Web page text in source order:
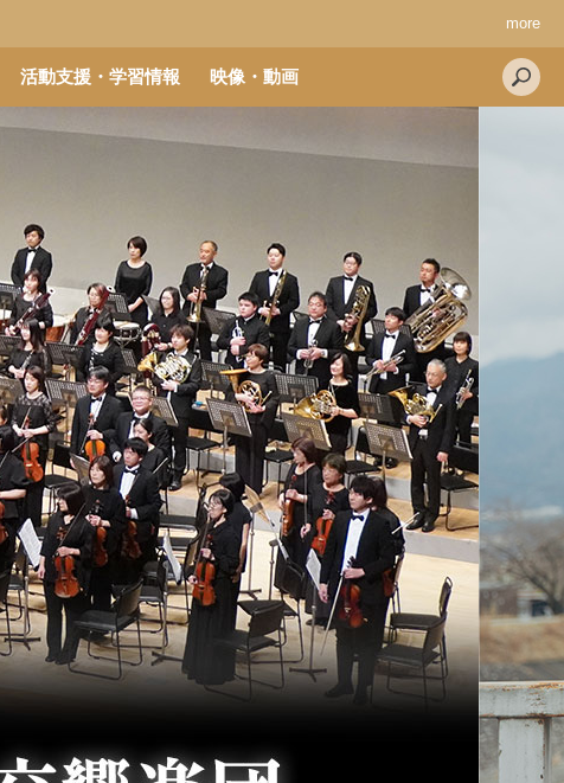
more
活動支援・学習情報 映像・動画